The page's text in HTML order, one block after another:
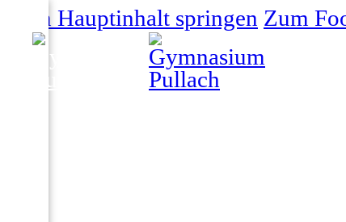
Zum Hauptinhalt springen Zum